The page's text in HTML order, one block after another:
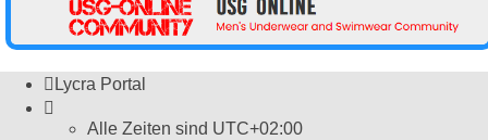
Lycra Portal
Alle Zeiten sind UTC+02:00